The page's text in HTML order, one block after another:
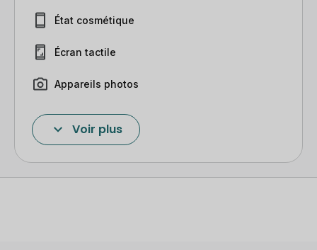
Système de
déverrouillage
Série
Galaxy Tab
Taille de l'écran
12,4 pouces
État cosmétique
Écran tactile
Appareils photos
Caméras
Flash
Haut-parleurs
Voir plus